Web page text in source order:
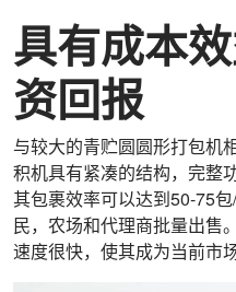
具有成本
资回报
与较大的青贮圆圆形打包机
积机具有紧凑的结构，完整
其包裹效率可以达到50-75
民，农场和代理商批量出售
速度很快，使其成为当前市